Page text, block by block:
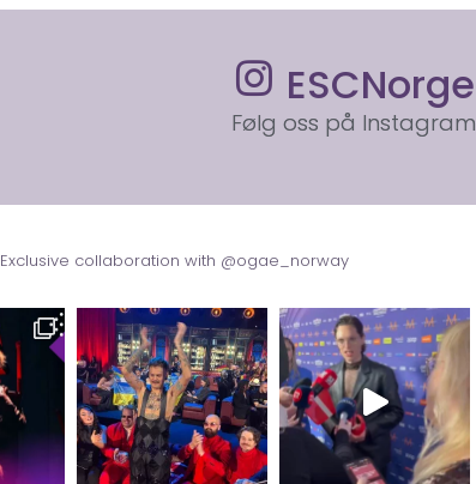
ESCNorge
Følg oss på Instagram
Exclusive collaboration with @ogae_norway